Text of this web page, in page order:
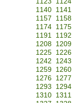
1140
1141
1157
1158
1174
1175
1191
1192
1208
1209
1225
1226
1242
1243
1259
1260
1276
1277
1293
1294
1310
1311